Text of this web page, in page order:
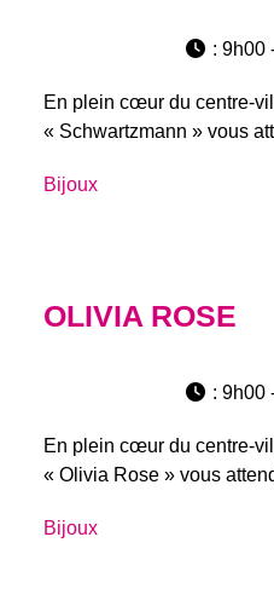
: 9h00
En plein cœur du centre-
« Schwartzmann » vous
Bijoux
OLIVIA ROSE
: 9h00
En plein cœur du centre-
« Olivia Rose » vous
Bijoux